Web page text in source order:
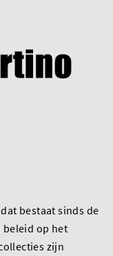
bestaat sinds de
beleid op het
zijn